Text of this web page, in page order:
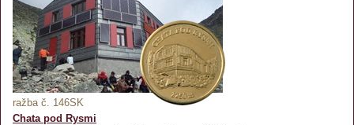
ražba č. 146SK
Chata pod Rysmi